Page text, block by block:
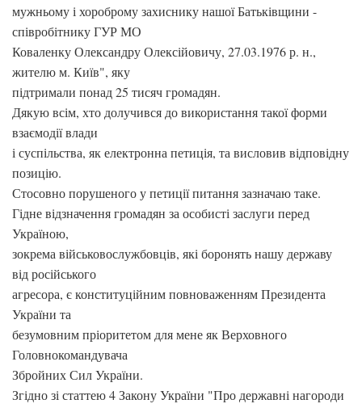
мужньому і хороброму захиснику нашої Батьківщини -
співробітнику ГУР МО
Коваленку Олександру Олексійовичу, 27.03.1976 р. н.,
жителю м. Київ", яку
підтримали понад 25 тисяч громадян.
Дякую всім, хто долучився до використання такої форми
взаємодії влади
і суспільства, як електронна петиція, та висловив відповідну
позицію.
Стосовно порушеного у петиції питання зазначаю таке.
Гідне відзначення громадян за особисті заслуги перед
Україною,
зокрема військовослужбовців, які боронять нашу державу
від російського
агресора, є конституційним повноваженням Президента
України та
безумовним пріоритетом для мене як Верховного
Головнокомандувача
Збройних Сил України.
Згідно зі статтею 4 Закону України "Про державні нагороди